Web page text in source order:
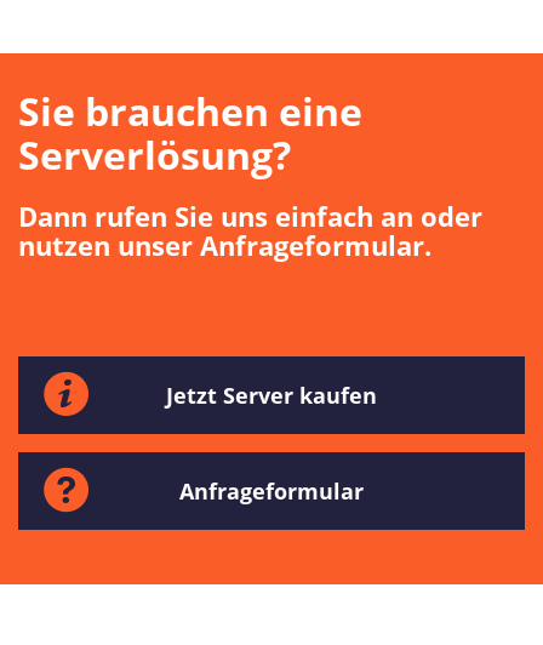
Sie brauchen eine
Serverlösung?
Dann rufen Sie uns einfach an oder
nutzen unser Anfrageformular.
Jetzt Server kaufen
Anfrageformular